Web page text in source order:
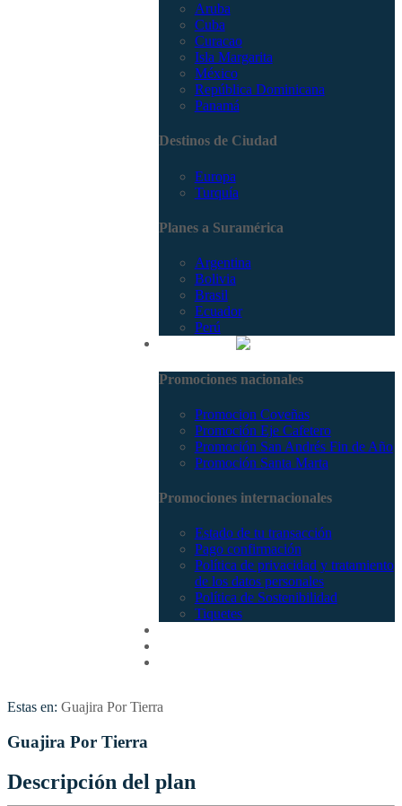
Aruba
Cuba
Curacao
Isla Margarita
México
República Dominicana
Panamá
Destinos de Ciudad
Europa
Turquía
Planes a Suramérica
Argentina
Bolivia
Brasil
Ecuador
Perú
Promociones nacionales
Promocion Coveñas
Promoción Eje Cafetero
Promoción San Andrés Fin de Año
Promoción Santa Marta
Promociones internacionales
Estado de tu transacción
Pago confirmación
Política de privacidad y tratamiento
de los datos personales
Política de Sostenibilidad
Tiquetes
Estas en: Guajira Por Tierra
Guajira Por Tierra
Descripción del plan